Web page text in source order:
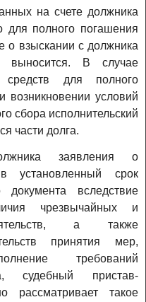
на счете должника
для полного погашения
о взыскании с должника
выносится. В случае
средств для полного
возникновении условий
сбора исполнительский
части долга.
заявления о
установленный срок
документа вследствие
чрезвычайных и
а также
принятия мер,
требований
судебный пристав-
рассматривает такое